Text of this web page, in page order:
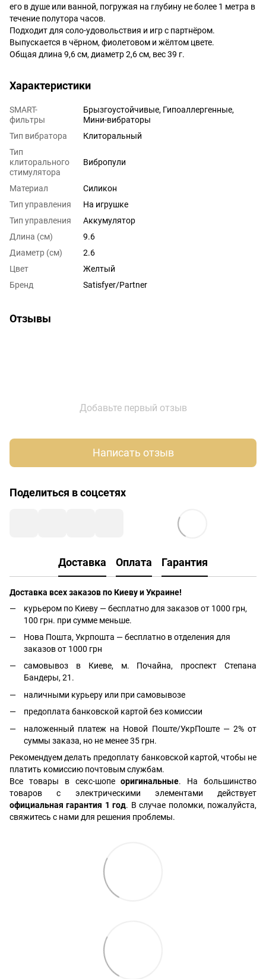
его в душе или ванной, погружая на глубину не более 1 метра в
течение полутора часов.
Подходит для соло-удовольствия и игр с партнёром.
Выпускается в чёрном, фиолетовом и жёлтом цвете.
Общая длина 9,6 см, диаметр 2,6 см, вес 39 г.
Характеристики
SMART-
фильтры
Брызгоустойчивые, Гипоаллергенные,
Мини-вибраторы
Тип вибратора
Клиторальный
Тип
клиторального
стимулятора
Вибропули
Материал
Силикон
Тип управления
На игрушке
Тип управления
Аккумулятор
Длина (см)
9.6
Диаметр (см)
2.6
Цвет
Желтый
Бренд
Satisfyer/Partner
Отзывы
Добавьте первый отзыв
Написать отзыв
Поделиться в соцсетях
Доставка Оплата Гарантия
Доставка всех заказов по Киеву и Украине!
курьером по Киеву — бесплатно для заказов от 1000 грн,
100 грн. при сумме меньше.
Нова Пошта, Укрпошта — бесплатно в отделения для
заказов от 1000 грн
самовывоз в Киеве, м. Почайна, проспект Степана
Бандеры, 21.
наличными курьеру или при самовывозе
предоплата банковской картой без комиссии
наложенный платеж на Новой Поште/УкрПоште — 2% от
суммы заказа, но не менее 35 грн.
Рекомендуем делать предоплату банковской картой, чтобы не
платить комиссию почтовым службам.
Все товары в секс-шопеоригинальные. На большинство
товаров с электрическими элементами действует
официальная гарантия 1 год. В случае поломки, пожалуйста,
свяжитесь с нами для решения проблемы.